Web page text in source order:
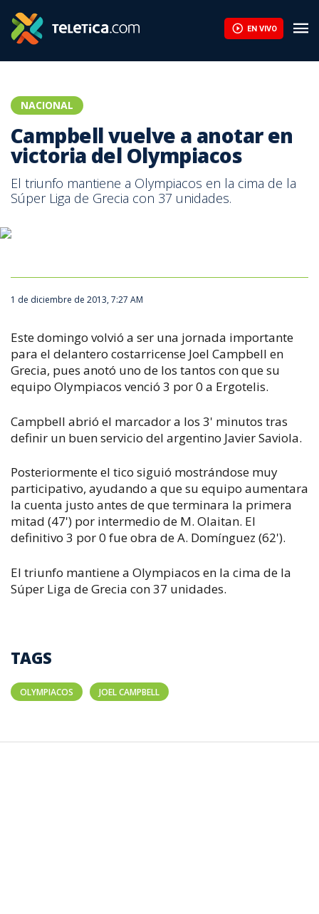
EN VIVO
NACIONAL
Campbell vuelve a anotar en
victoria del Olympiacos
El triunfo mantiene a Olympiacos en la cima de la
Súper Liga de Grecia con 37 unidades.
1 de diciembre de 2013, 7:27 AM
Este domingo volvió a ser una jornada importante
para el delantero costarricense Joel Campbell en
Grecia, pues anotó uno de los tantos con que su
equipo Olympiacos venció 3 por 0 a Ergotelis.
Campbell abrió el marcador a los 3' minutos tras
definir un buen servicio del argentino Javier Saviola.
Posteriormente el tico siguió mostrándose muy
participativo, ayudando a que su equipo aumentara
la cuenta justo antes de que terminara la primera
mitad (47') por intermedio de M. Olaitan. El
definitivo 3 por 0 fue obra de A. Domínguez (62').
El triunfo mantiene a Olympiacos en la cima de la
Súper Liga de Grecia con 37 unidades.
TAGS
OLYMPIACOS JOEL CAMPBELL